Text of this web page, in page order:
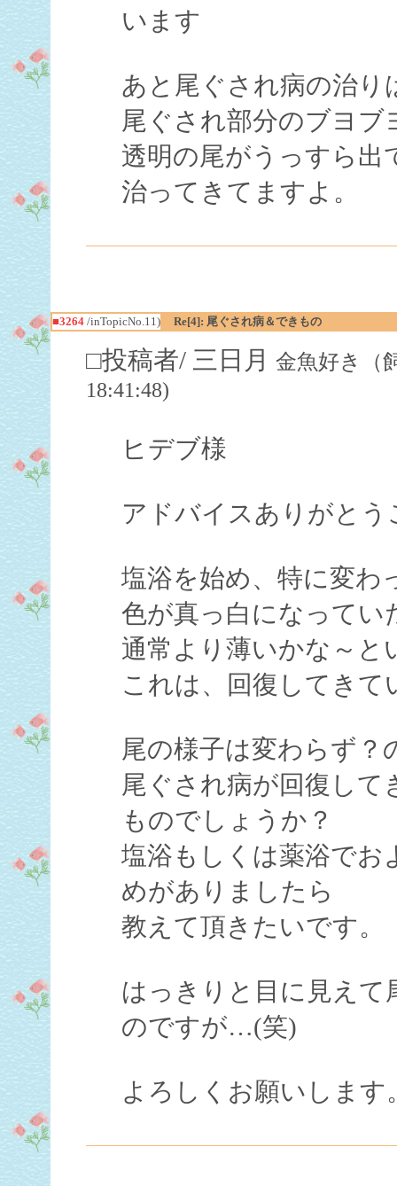
います
あと尾ぐされ病の治り
尾ぐされ部分のブヨブ
透明の尾がうっすら出
治ってきてますよ。
■3264/inTopicNo.11) Re[4]: 尾ぐされ病＆できもの
□投稿者/ 三日月 金魚好き（
18:41:48)
ヒデブ様
アドバイスありがとう
塩浴を始め、特に変わ
色が真っ白になってい
通常より薄いかな～と
これは、回復してき
尾の様子は変わらず？
尾ぐされ病が回復し
ものでしょうか？
塩浴もしくは薬浴でお
めがありましたら
教えて頂きたいです。
はっきりと目に見え
のですが…(笑)
よろしくお願いします